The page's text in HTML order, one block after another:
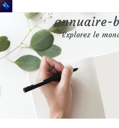
Aller
au
annuaire-
Explorez le